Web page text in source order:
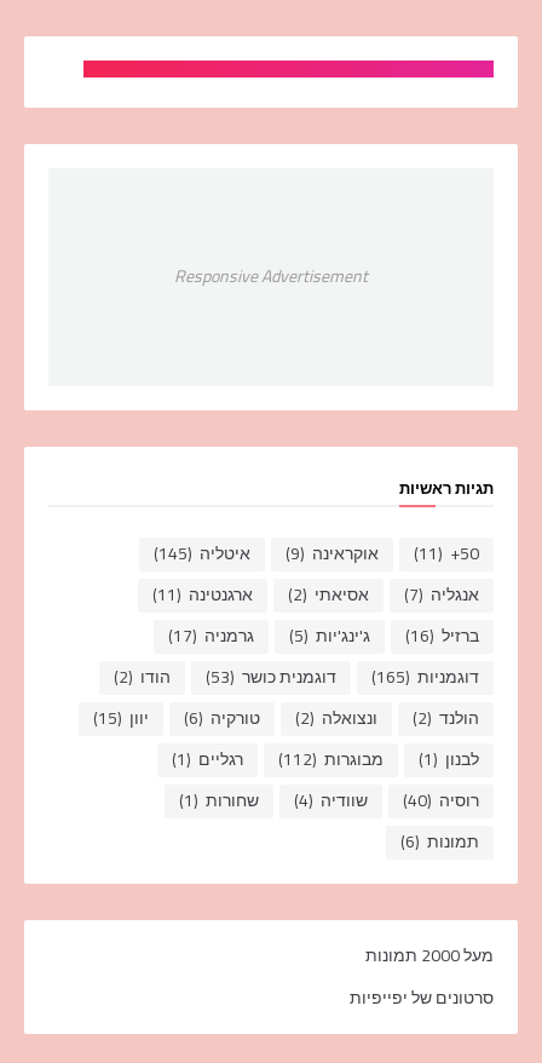
Responsive Advertisement
תגיות ראשיות
50+
(11) אוקראינה (9) איטליה (145)
אנגליה (7) אסיאתי (2) ארגנטינה (11)
ברזיל (16) ג'ינג'יות (5) גרמניה (17)
דוגמניות (165) דוגמנית כושר (53) הודו (2)
הולנד (2) ונצואלה (2) טורקיה (6) יוון (15)
לבנון (1) מבוגרות (112) רגליים (1)
רוסיה (40) שוודיה (4) שחורות (1)
תמונות (6)
מעל 2000 תמונות
סרטונים של יפייפיות